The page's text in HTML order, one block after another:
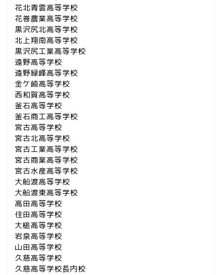
花北青雲高等学校
花巻農業高等学校
黒沢尻北高等学校
北上翔南高等学校
黒沢尻工業高等学校
遠野高等学校
遠野緑峰高等学校
金ケ崎高等学校
西和賀高等学校
釜石高等学校
釜石商工高等学校
宮古高等学校
宮古北高等学校
宮古工業高等学校
宮古商業高等学校
宮古水産高等学校
大船渡高等学校
大船渡東高等学校
高田高等学校
住田高等学校
大槌高等学校
岩泉高等学校
山田高等学校
久慈高等学校
久慈高等学校長内校